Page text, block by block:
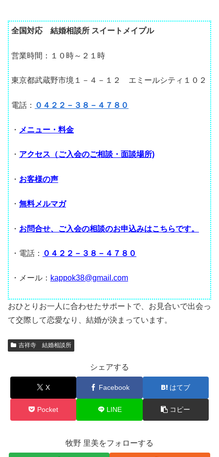
全国対応 結婚相談所 スイートメイプル
営業時間：１０時～２１時
東京都武蔵野市境１－４－１２ エミールシティ１０２
電話： ０４２２－３８－４７８０
・ メニュー・料金
・ アクセス（ご入会のご相談・面談場所)
・ お客様の声
・ 無料メルマガ
・ お問合せ、ご入会の相談のお申込みはこちらです。
・電話： ０４２２－３８－４７８０
・メール： kappok38@gmail.com
おひとりお一人に合わせたサポートで、お見合いで出会っ
て交際して恋愛なり、結婚が決まっています。
吉祥寺 結婚相談所
シェアする
X Facebook はてブ
Pocket LINE コピー
牧野 里美をフォローする